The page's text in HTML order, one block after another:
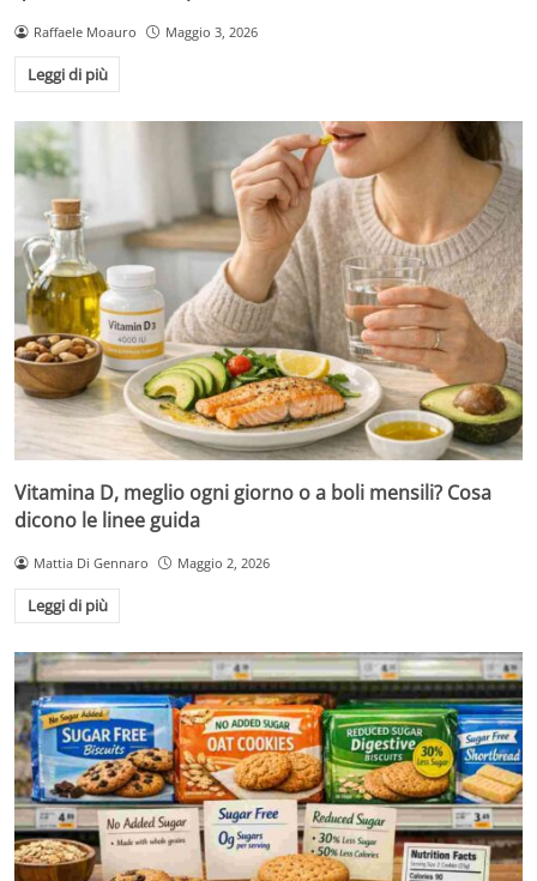
Raffaele Moauro Maggio 3, 2026
Leggi di più
Vitamina D, meglio ogni giorno o a boli mensili? Cosa
dicono le linee guida
Mattia Di Gennaro Maggio 2, 2026
Leggi di più